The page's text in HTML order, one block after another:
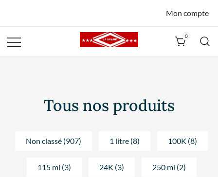
Mon compte
0
Tous nos produits
Non classé (907) 1 litre (8) 100K (8)
115 ml (3) 24K (3) 250 ml (2)